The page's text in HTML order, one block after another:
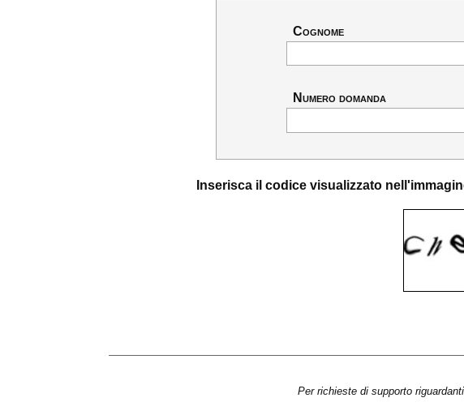
Cognome
Numero domanda
Inserisca il codice visualizzato
Per richieste di supporto